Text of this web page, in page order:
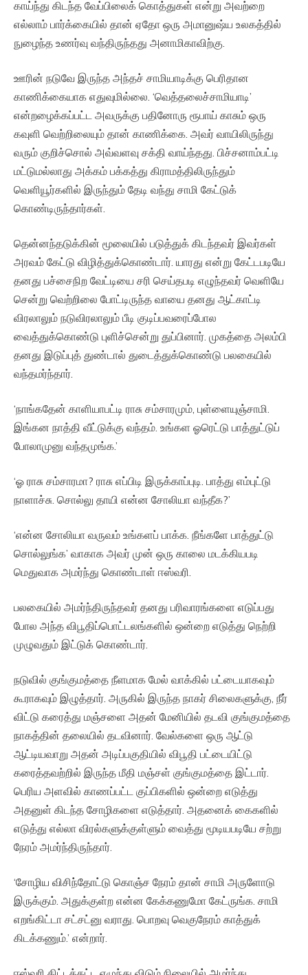
காய்ந்து கிடந்த வேப்பிலைக் கொத்துகள் என்று அவற்றை
எல்லாம் பார்க்கையில் தான் ஏதோ ஒரு அமானுஷ்ய உலகத்தில்
நுழைந்த உணர்வு வந்திருந்தது அனாமிகாவிற்கு.
ஊரின் நடுவே இருந்த அந்தச் சாமியாடிக்கு பெரிதான
காணிக்கையாக எதுவுமில்லை. ‘வெத்தலைச்சாமியாடி’
என்றழைக்கப்பட்ட அவருக்கு பதினோரு ரூபாய் காசும் ஒரு
கவுளி வெற்றிலையும் தான் காணிக்கை. அவர் வாயிலிருந்து
வரும் குறிச்சொல் அவ்வளவு சக்தி வாய்ந்தது. பிச்சனாம்பட்டி
மட்டுமல்லாது அக்கம் பக்கத்து கிராமத்திலிருந்தும்
வெளியூர்களில் இருந்தும் தேடி வந்து சாமி கேட்டுக்
கொண்டிருந்தார்கள்.
தென்னந்தடுக்கின் மூலையில் படுத்துக் கிடந்தவர் இவர்கள்
அரவம் கேட்டு விழித்துக்கொண்டார். யாரது என்று கேட்டபடியே
தனது பச்சைநிற வேட்டியை சரி செய்தபடி எழுந்தவர் வெளியே
சென்று வெற்றிலை போட்டிருந்த வாயை தனது ஆட்காட்டி
விரலாலும் நடுவிரலாலும் பீடி குடிப்பவரைப்போல
வைத்துக்கொண்டு புளிச்சென்று துப்பினார். முகத்தை அலம்பி
தனது இடுப்புத் துண்டால் துடைத்துக்கொண்டு பலகையில்
வந்தமர்ந்தார்.
‘நாங்கதேன் காளியாபட்டி ராசு சம்சாரமும், புள்ளையுஞ்சாமி.
இங்கன நாத்தி வீட்டுக்கு வந்தம். உங்கள ஓரெட்டு பாத்துட்டுப்
போலாமுனு வந்தமுங்க.’
‘ஓ ராசு சம்சாரமா? ராசு எப்பிடி இருக்காப்புடி. பாத்து எம்புட்டு
நாளாச்சு. சொல்லு தாயி என்ன சோலியா வந்தீக?’
‘என்ன சோலியா வருவம் உங்களப் பாக்க. நீங்களே பாத்துட்டு
சொல்லுங்க’ வாகாக அவர் முன் ஒரு காலை மடக்கியபடி
மெதுவாக அமர்ந்து கொண்டாள் ஈஸ்வரி.
பலகையில் அமர்ந்திருந்தவர் தனது பரிவாரங்களை எடுப்பது
போல அந்த விபூதிப்பொட்டலங்களில் ஒன்றை எடுத்து நெற்றி
முழுவதும் இட்டுக் கொண்டார்.
நடுவில் குங்குமத்தை நீளமாக மேல் வாக்கில் பட்டையாகவும்
கூராகவும் இழுத்தார். அருகில் இருந்த நாகர் சிலைகளுக்கு, நீர்
விட்டு கரைத்து மஞ்சளை அதன் மேனியில் தடவி குங்குமத்தை
நாகத்தின் தலையில் தடவினார். வேல்களை ஒரு ஆட்டு
ஆட்டியவாறு அதன் அடிப்பகுதியில் விபூதி பட்டையிட்டு
கரைத்தவற்றில் இருந்த மீதி மஞ்சள் குங்குமத்தை இட்டார்.
பெரிய அளவில் காணப்பட்ட குப்பிகளில் ஒன்றை எடுத்து
அதனுள் கிடந்த சோழிகளை எடுத்தார். அதனைக் கைகளில்
எடுத்து எல்லா விரல்களுக்குள்ளும் வைத்து மூடியபடியே சற்று
நேரம் அமர்ந்திருந்தார்.
‘சோழிய விசிந்தோட்டு கொஞ்ச நேரம் தான் சாமி அருளோடு
இருக்கும். அதுக்குள்ற என்ன கேக்கணுமோ கேட்ருங்க. சாமி
எறங்கிட்டா சட்சட்னு வராது. பொறவு வெகுநேரம் காத்துக்
கிடக்கணும்.’ என்றார்.